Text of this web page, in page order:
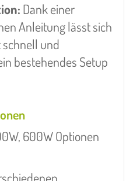
Dank einer
Anleitung lässt sich
schnell und
bestehendes Setup
600W Optionen